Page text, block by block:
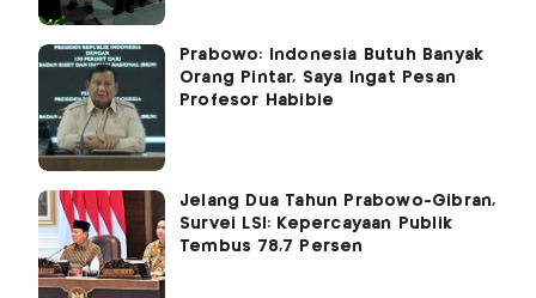
Prabowo: Indonesia Butuh Banyak
Orang Pintar, Saya Ingat Pesan
Profesor Habibie
Jelang Dua Tahun Prabowo-Gibran,
Survei LSI: Kepercayaan Publik
Tembus 78,7 Persen